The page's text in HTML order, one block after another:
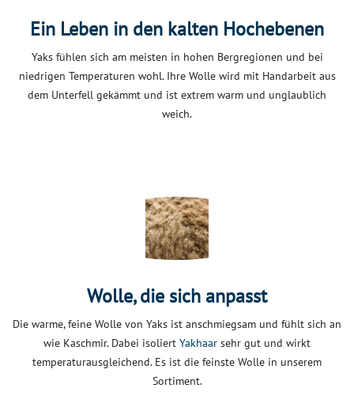
Ein Leben in den kalten Hochebenen
Yaks fühlen sich am meisten in hohen Bergregionen und bei
niedrigen Temperaturen wohl. Ihre Wolle wird mit Handarbeit aus
dem Unterfell gekämmt und ist extrem warm und unglaublich
weich.
Wolle, die sich anpasst
Die warme, feine Wolle von Yaks ist anschmiegsam und fühlt sich an
wie Kaschmir. Dabei isoliert Yakhaar sehr gut und wirkt
temperaturausgleichend. Es ist die feinste Wolle in unserem
Sortiment.